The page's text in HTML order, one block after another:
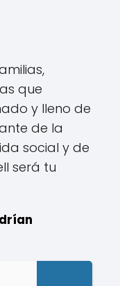
que
y lleno de
de la
social y de
será tu